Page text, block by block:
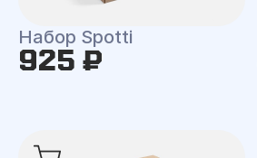
Набор Spotti
925 ₽